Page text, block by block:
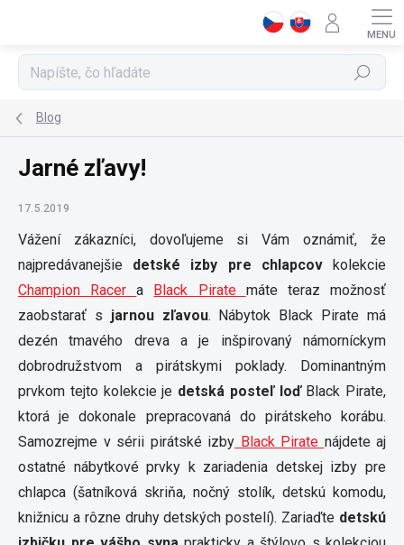
Hľadať
Blog
Jarné zľavy!
17.5.2019
Vážení zákazníci, dovoľujeme si Vám oznámiť, že
najpredávanejšie detské izby pre chlapcovkolekcie
Champion Racera Black Pirate máte teraz možnosť
zaobstarať s jarnou zľavou. Nábytok Black Pirate má
dezén tmavého dreva a je inšpirovaný námorníckym
dobrodružstvom a pirátskymi poklady. Dominantným
prvkom tejto kolekcie je detská posteľ loďBlack Pirate,
ktorá je dokonale prepracovaná do pirátskeho korábu.
Samozrejme v sérii pirátské izby Black Pirate nájdete aj
ostatné nábytkové prvky k zariadenia detskej izby pre
chlapca (šatníková skriňa, nočný stolík, detskú komodu,
knižnicu a rôzne druhy detských postelí). Zariaďte detskú